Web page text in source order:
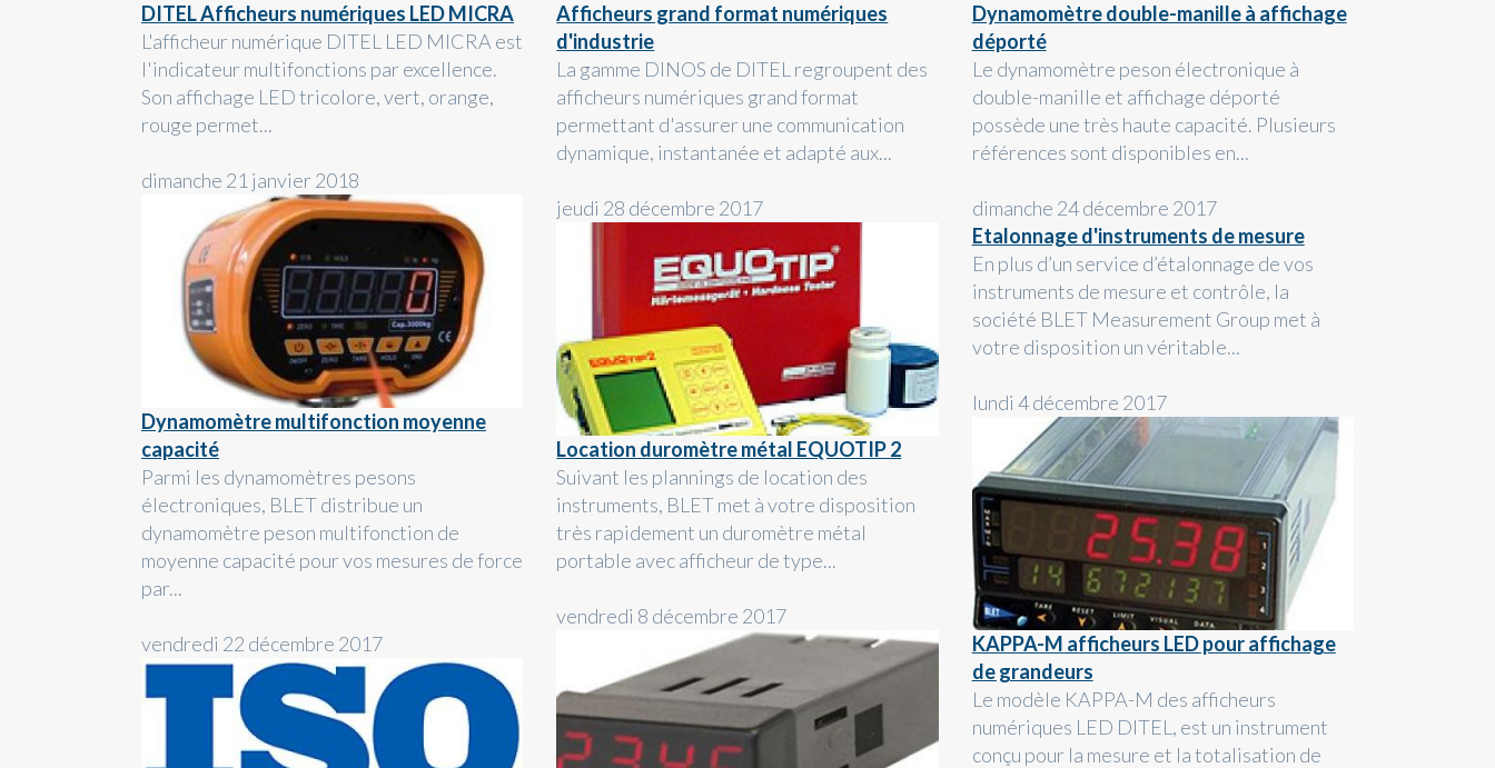
DITEL Afficheurs numériques LED MICRA
L'afficheur numérique DITEL LED MICRA est
l'indicateur multifonctions par excellence.
Son affichage LED tricolore, vert, orange,
rouge permet...
dimanche 21 janvier 2018
Dynamomètre multifonction moyenne
capacité
Parmi les dynamomètres pesons
électroniques, BLET distribue un
dynamomètre peson multifonction de
moyenne capacité pour vos mesures de force
par...
vendredi 22 décembre 2017
Afficheurs grand format numériques
d'industrie
La gamme DINOS de DITEL regroupent des
afficheurs numériques grand format
permettant d'assurer une communication
dynamique, instantanée et adapté aux...
jeudi 28 décembre 2017
Location duromètre métal EQUOTIP 2
Suivant les plannings de location des
instruments, BLET met à votre disposition
très rapidement un duromètre métal
portable avec afficheur de type...
vendredi 8 décembre 2017
Dynamomètre double-manille à affichage
déporté
Le dynamomètre peson électronique à
double-manille et affichage déporté
possède une très haute capacité. Plusieurs
références sont disponibles en...
dimanche 24 décembre 2017
Etalonnage d'instruments de mesure
En plus d’un service d’étalonnage de vos
instruments de mesure et contrôle, la
société BLET Measurement Group met à
votre disposition un véritable...
lundi 4 décembre 2017
KAPPA-M afficheurs LED pour affichage
de grandeurs
Le modèle KAPPA-M des afficheurs
numériques LED DITEL, est un instrument
conçu pour la mesure et la totalisation de